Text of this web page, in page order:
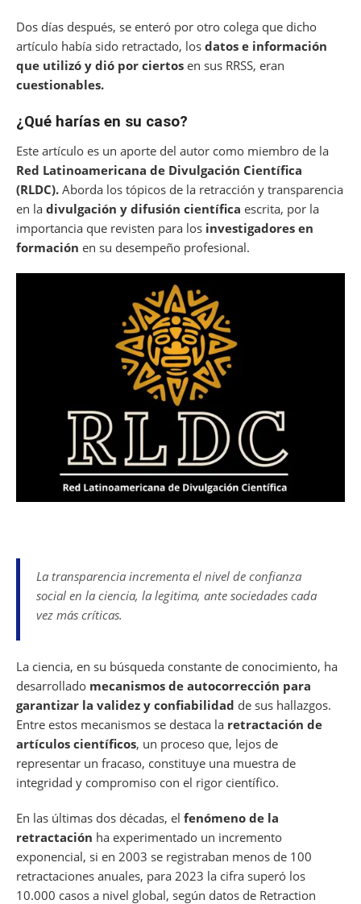
Dos días después, se enteró por otro colega que dicho
artículo había sido retractado, los datos e información
que utilizó y dió por ciertos en sus RRSS, eran
cuestionables.
¿Qué harías en su caso?
Este artículo es un aporte del autor como miembro de la
Red Latinoamericana de Divulgación Científica
(RLDC). Aborda los tópicos de la retracción y transparencia
en la divulgación y difusión científica escrita, por la
importancia que revisten para los investigadores en
formación en su desempeño profesional.
La transparencia incrementa el nivel de confianza
social en la ciencia, la legitima, ante sociedades cada
vez más críticas.
La ciencia, en su búsqueda constante de conocimiento, ha
desarrollado mecanismos de autocorrección para
garantizar la validez y confiabilidad de sus hallazgos.
Entre estos mecanismos se destaca la retractación de
artículos científicos, un proceso que, lejos de
representar un fracaso, constituye una muestra de
integridad y compromiso con el rigor científico.
En las últimas dos décadas, el fenómeno de la
retractación ha experimentado un incremento
exponencial, si en 2003 se registraban menos de 100
retractaciones anuales, para 2023 la cifra superó los
10.000 casos a nivel global, según datos de Retraction